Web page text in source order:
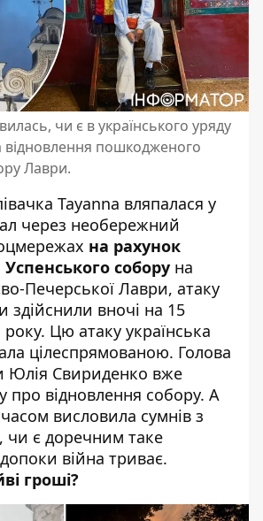
чи є в українського уряду
відновлення пошкодженого
Лаври.
Tayanna вляпалася у
через необережний
на рахунок
собору на
Печерської Лаври, атаку
здійснили вночі на 15
Цю атаку українська
цілеспрямованою. Голова
Юлія Свириденко вже
про відновлення собору. А
висловила сумнів з
чи є доречним таке
війна триває.
гроші?